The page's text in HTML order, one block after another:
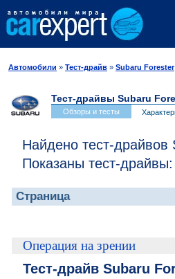
Автомобили » Тест-драйв » Subaru Forester
Тест-драйвы Subaru
Обзоры и тесты
Найдено тест-драйвов
Показаны тест-
Страница
Операция на зрении
Тест-драйв Subaru